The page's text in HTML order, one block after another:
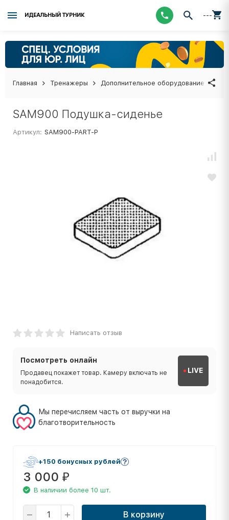
ИДЕАЛЬНЫЙ ТУРНИК ---
Главная Тренажеры Дополнительное оборудование
SAM900 Подушка-сиденье
Артикул: SAM900-PART-P
Написать отзыв
Посмотреть онлайн
Продавец покажет товар. Камеру включать не
понадобится.
LIVE
Мы перечисляем часть от выручки на
благотворительность
+150 бонусных рублей
3 000 ₽
В наличии более 10 шт.
В корзину